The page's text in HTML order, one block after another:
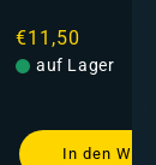
Normaler
Preis
€11,50
auf Lager
In den